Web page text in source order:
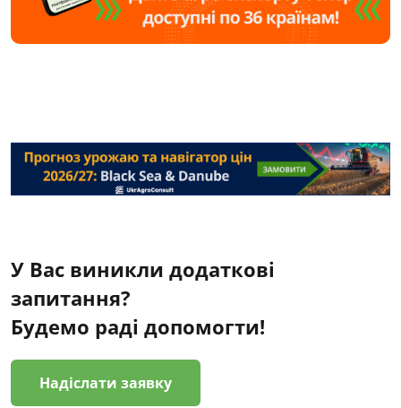
У Вас виникли додаткові
запитання?
Будемо раді допомогти!
Надіслати заявку